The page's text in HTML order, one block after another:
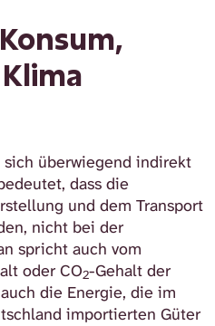
überwiegend indirekt
dass die
und dem Transport
nicht bei der
spricht auch vom
oder CO2-Gehalt der
die Energie, die im
importierten Güter